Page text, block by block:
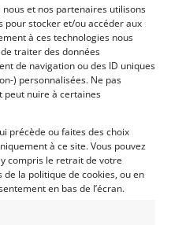
et nos partenaires utilisons
pour stocker et/ou accéder aux
à ces technologies nous
traiter des données
de navigation ou des ID uniques
) personnalisées. Ne pas
peut nuire à certaines
précède ou faites des choix
à ce site. Vous pouvez
compris le retrait de votre
la politique de cookies, ou en
en bas de l’écran.
(1969)[VENDU]
de 1969. Ce
Abarth de 843 cc. En
Italien.